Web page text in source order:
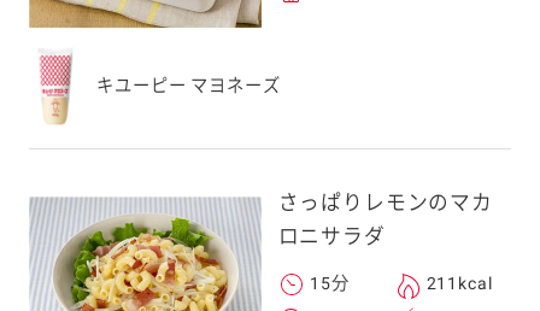
キユーピー マヨネーズ
さっぱりレモンのマカ
ロニサラダ
15分 211kcal